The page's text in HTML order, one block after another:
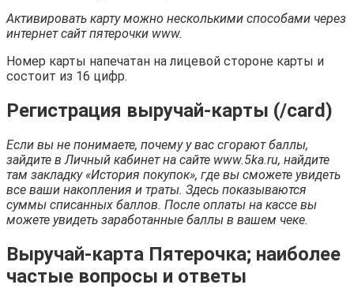
Активировать карту можно несколькими способами через
интернет сайт пятерочки www.
Номер карты напечатан на лицевой стороне карты и
состоит из 16 цифр.
Регистрация выручай-карты (/card)
Если вы не понимаете, почему у вас сгорают баллы,
зайдите в Личный кабинет на сайте www.5ka.ru, найдите
там закладку «История покупок», где вы сможете увидеть
все ваши накопления и траты. Здесь показываются
суммы списанных баллов. После оплаты на кассе вы
можете увидеть заработанные баллы в вашем чеке.
Выручай-карта Пятерочка; наиболее
частые вопросы и ответы